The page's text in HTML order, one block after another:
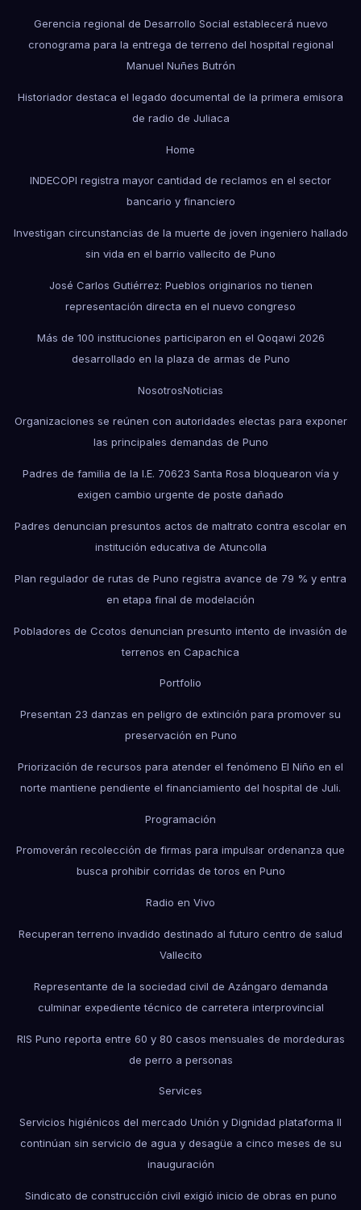
Gerencia regional de Desarrollo Social establecerá nuevo
cronograma para la entrega de terreno del hospital regional
Manuel Nuñes Butrón
Historiador destaca el legado documental de la primera emisora
de radio de Juliaca
Home
INDECOPI registra mayor cantidad de reclamos en el sector
bancario y financiero
Investigan circunstancias de la muerte de joven ingeniero hallado
sin vida en el barrio vallecito de Puno
José Carlos Gutiérrez: Pueblos originarios no tienen
representación directa en el nuevo congreso
Más de 100 instituciones participaron en el Qoqawi 2026
desarrollado en la plaza de armas de Puno
NosotrosNoticias
Organizaciones se reúnen con autoridades electas para exponer
las principales demandas de Puno
Padres de familia de la I.E. 70623 Santa Rosa bloquearon vía y
exigen cambio urgente de poste dañado
Padres denuncian presuntos actos de maltrato contra escolar en
institución educativa de Atuncolla
Plan regulador de rutas de Puno registra avance de 79 % y entra
en etapa final de modelación
Pobladores de Ccotos denuncian presunto intento de invasión de
terrenos en Capachica
Portfolio
Presentan 23 danzas en peligro de extinción para promover su
preservación en Puno
Priorización de recursos para atender el fenómeno El Niño en el
norte mantiene pendiente el financiamiento del hospital de Juli.
Programación
Promoverán recolección de firmas para impulsar ordenanza que
busca prohibir corridas de toros en Puno
Radio en Vivo
Recuperan terreno invadido destinado al futuro centro de salud
Vallecito
Representante de la sociedad civil de Azángaro demanda
culminar expediente técnico de carretera interprovincial
RIS Puno reporta entre 60 y 80 casos mensuales de mordeduras
de perro a personas
Services
Servicios higiénicos del mercado Unión y Dignidad plataforma II
continúan sin servicio de agua y desagüe a cinco meses de su
inauguración
Sindicato de construcción civil exigió inicio de obras en puno